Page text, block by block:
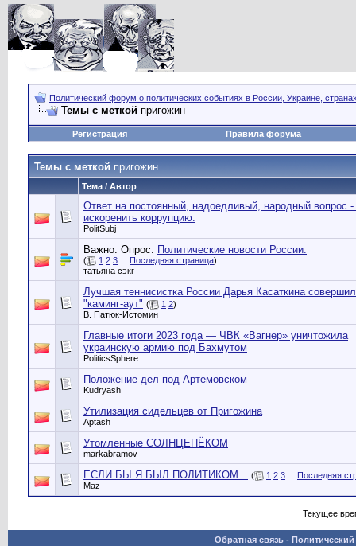
Политический форум о политических событиях в России, Украине,
Темы с меткой пригожин
Регистрация Правила форума
Темы с меткой пригожин
Тема / Автор
Ответ на постоянный, надоедливый, народный вопрос -
искоренить коррупцию.
PolitSubj
Важно: Опрос: Политические новости России.
( 1 2 3 Последняя страница)
татьяна сэкг
Лучшая теннисистка России Дарья Касаткина
"каминг-аут" ( 1 2)
В. Патюк-Истомин
Главные итоги 2023 года — ЧВК «Вагнер» уничтожила
украинскую армию под Бахмутом
PoliticsSphere
Положение дел под Артемовском
Kudryash
Утилизация сидельцев от Пригожина
Aptash
Утомленные СОЛНЦЕПЁКОМ
markabramov
ЕСЛИ БЫ Я БЫЛ ПОЛИТИКОМ... ( 1 2 3
Последняя
Maz
Текущее
Обратная связь -